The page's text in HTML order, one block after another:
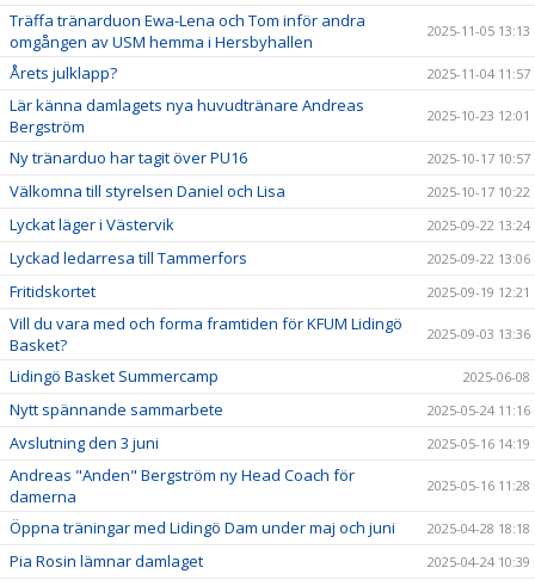
Träffa tränarduon Ewa-Lena och Tom inför andra
omgången av USM hemma i Hersbyhallen
2025-11-05 13:13
Årets julklapp? 2025-11-04 11:57
Lär känna damlagets nya huvudtränare Andreas
Bergström
2025-10-23 12:01
Ny tränarduo har tagit över PU16 2025-10-17 10:57
Välkomna till styrelsen Daniel och Lisa 2025-10-17 10:22
Lyckat läger i Västervik 2025-09-22 13:24
Lyckad ledarresa till Tammerfors 2025-09-22 13:06
Fritidskortet 2025-09-19 12:21
Vill du vara med och forma framtiden för KFUM Lidingö
Basket?
2025-09-03 13:36
Lidingö Basket Summercamp 2025-06-08
Nytt spännande sammarbete 2025-05-24 11:16
Avslutning den 3 juni 2025-05-16 14:19
Andreas "Anden" Bergström ny Head Coach för
damerna
2025-05-16 11:28
Öppna träningar med Lidingö Dam under maj och juni 2025-04-28 18:18
Pia Rosin lämnar damlaget 2025-04-24 10:39